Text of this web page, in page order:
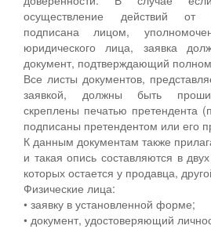
осуществление действий от
подписана лицом,
юридического лица, заявка
документ, подтверждающий
Все листы документов,
заявкой, должны быть
скреплены печатью претендента
подписаны претендентом или его
К данным документам также
и такая опись составляются в
которых остается у продавца,
Физические лица:
• заявку в установленной форме;
• документ, удостоверяющий